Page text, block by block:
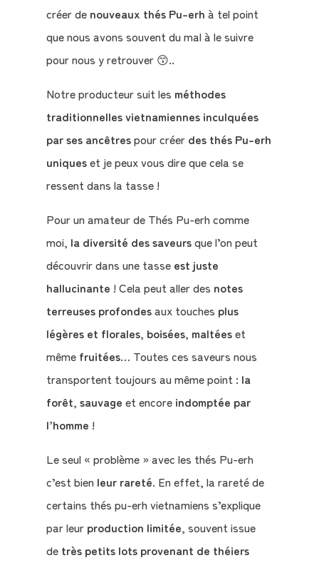
La
Boutique
Blog
Contact
Mon
Mon
Panier
créer denouveaux thés Pu-erh à tel point
que nous avons souvent du mal à le suivre
pour nous y retrouver 😙..
Notre producteur suit les méthodes
traditionnelles vietnamiennes inculquées
par ses ancêtrespour créerdes thés Pu-erh
uniqueset je peux vous dire que cela se
ressent dans la tasse !
Pour un amateur de Thés Pu-erh comme
moi, la diversité des saveursque l’on peut
découvrir dans une tasse est juste
hallucinante ! Cela peut aller des notes
terreuses profondesaux touches plus
légères et florales, boisées, maltéeset
même fruitées… Toutes ces saveurs nous
transportent toujours au même point : la
forêt, sauvage et encore indomptée par
l’homme !
Le seul « problème » avec les thés Pu-erh
c’est bien leur rareté. En effet, la rareté de
certains thés pu-erh vietnamiens s’explique
par leur production limitée, souvent issue
de très petits lots provenant de théiers